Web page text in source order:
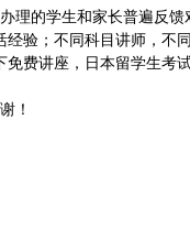
的学生和家长普遍反
验；不同科目讲师，不
费讲座，日本留学生考
！